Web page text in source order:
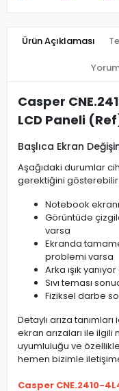
Ürün Açıklaması
Casper
LCD Paneli
Başlıca Ekran
Aşağıdaki durumlar
gerektiğini gösterebilir:
Notebook
Görüntüde
varsa
Ekranda
problemi varsa
Arka ışık
Sıvı teması
Fiziksel darbe
Detaylı arıza
ekran arızaları ile
uyumluluğu ve
hemen bizimle
Casper CNE.2410-